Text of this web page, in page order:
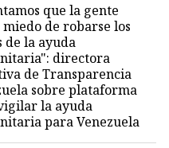
que la gente
de robarse los
de la ayuda
directora
de Transparencia
sobre plataforma
la ayuda
para Venezuela